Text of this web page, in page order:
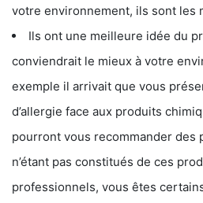
votre environnement, ils sont les
Ils ont une meilleure idée du
conviendrait le mieux à votre
exemple il arrivait que vous
d’allergie face aux produits
pourront vous recommander des
n’étant pas constitués de ces
professionnels, vous êtes